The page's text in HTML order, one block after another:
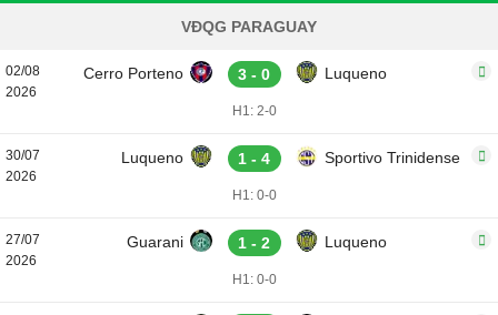
VĐQG PARAGUAY
02/08
2026
Cerro Porteno 3 - 0 Luqueno
H1: 2-0
30/07
2026
Luqueno 1 - 4 Sportivo Trinidense
H1: 0-0
27/07
2026
Guarani 1 - 2 Luqueno
H1: 0-0